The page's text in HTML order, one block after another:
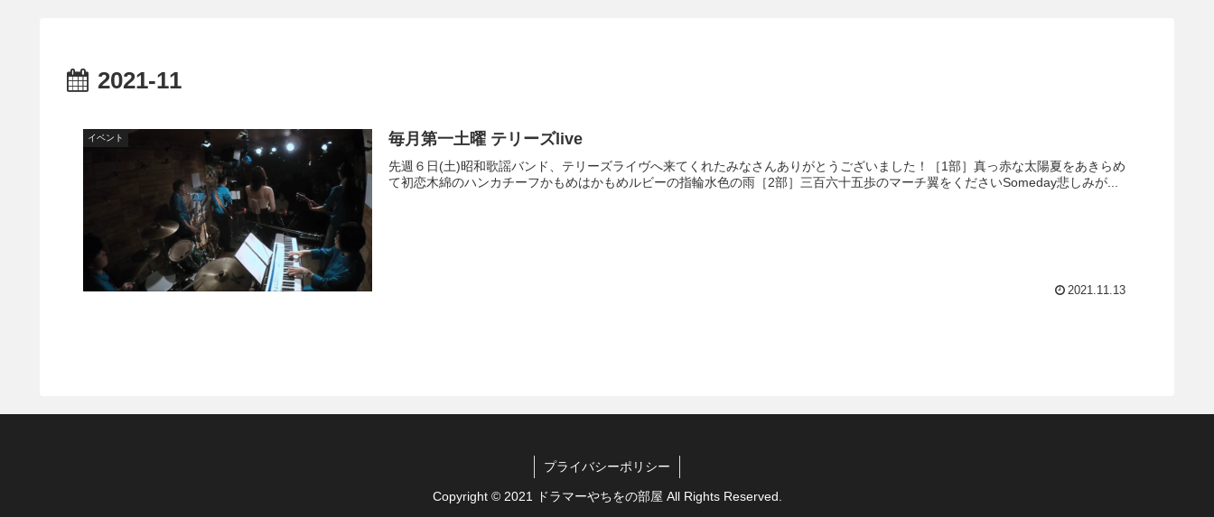
2021-11
イベント 毎月第一土曜 テリーズlive
先週６日(土)昭和歌謡バンド、テリーズライヴへ来てくれたみなさんありがとうございました！［1部］真っ赤な太陽夏をあきらめ
て初恋木綿のハンカチーフかもめはかもめルビーの指輪水色の雨［2部］三百六十五歩のマーチ翼をくださいSomeday悲しみが...
2021.11.13
プライバシーポリシー
Copyright © 2021 ドラマーやちをの部屋 All Rights Reserved.